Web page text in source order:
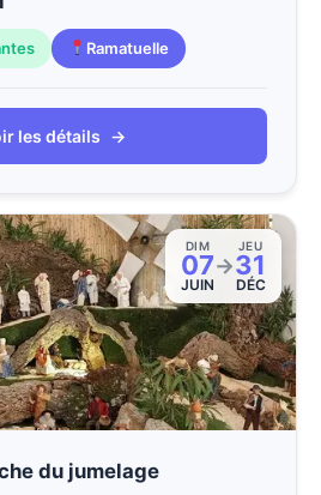
Ramatuelle
les détails →
DIM
07
JUIN
→
JEU
31
DÉC
du jumelage